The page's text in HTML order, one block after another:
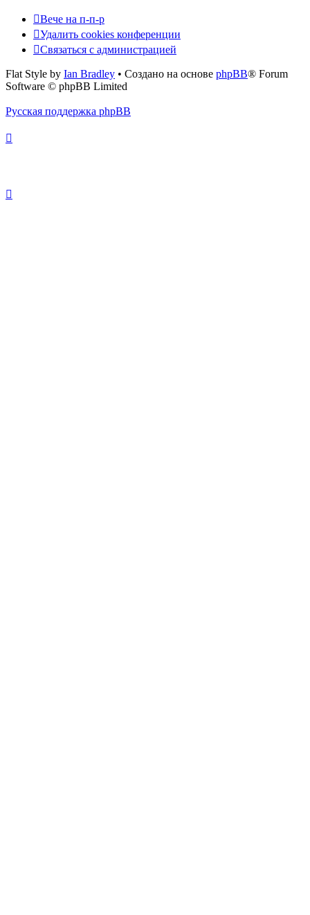
Вече на п-п-р
Удалить cookies конференции
Связаться с администрацией
Flat Style by Ian Bradley • Создано на основе phpBB® Forum
Software © phpBB Limited
Русская поддержка phpBB